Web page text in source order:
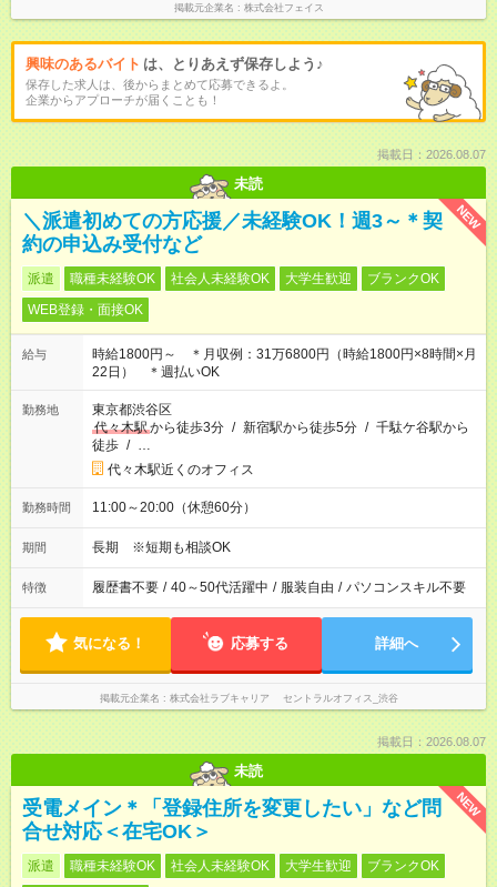
掲載元企業名 株式会社フェイス
興味のあるバイト は、とりあえず保存しよう♪
保存した求人は、後からまとめて応募できるよ。
企業からアプローチが届くことも！
掲載日：2026.08.07
未読
NEW
＼派遣初めての方応援／未経験OK！週3～＊契
約の申込み受付など
派遣 職種未経験OK 社会人未経験OK 大学生歓迎
ブランクOK
WEB登録・面接OK
給与
時給1800円～ ＊月収例：31万6800円（時給1800円×8時間×月
22日） ＊週払いOK
勤務地
東京都渋谷区
代々木駅から徒歩3分 / 新宿駅から徒歩5分 / 千駄ケ谷駅から
徒歩 / …
代々木駅近くのオフィス
勤務時間 11:00～20:00（休憩60分）
期間 長期 ※短期も相談OK
特徴 履歴書不要 / 40～50代活躍中 / 服装自由 / パソコンスキル不要
気になる！ 応募する 詳細へ
掲載元企業名 株式会社ラブキャリア セントラルオフィス_渋谷
掲載日：2026.08.07
未読
NEW
受電メイン＊「登録住所を変更したい」など問
合せ対応＜在宅OK＞
派遣 職種未経験OK 社会人未経験OK 大学生歓迎
ブランクOK